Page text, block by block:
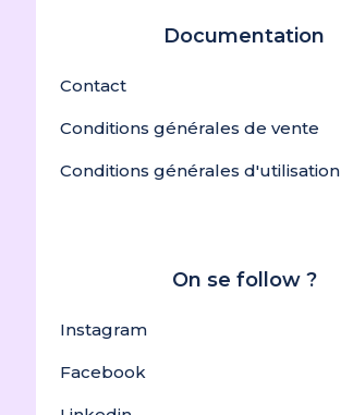
Documentation
Contact
Conditions générales de vente
Conditions générales d'utilisation
On se follow ?
Instagram
Facebook